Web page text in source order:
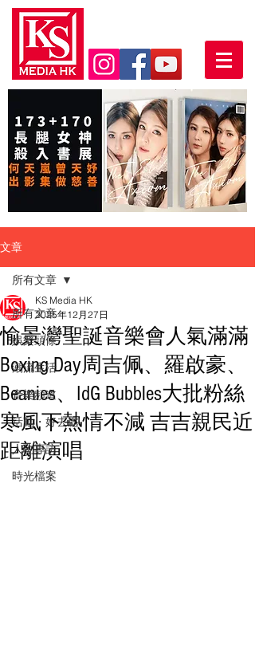
文章
所有文章
娛樂頭條
潮流生活
音樂頻道
活動・好去處
人物專訪
時光檔案
所有文章
愉景灣聖誕音樂會人氣滿滿
Boxing Day周吉佩、羅啟豪、
Beanies、IdG Bubbles大批粉絲
寒風下熱情不減 吉吉親民近
距離演唱
KS Media HK
2025年12月27日